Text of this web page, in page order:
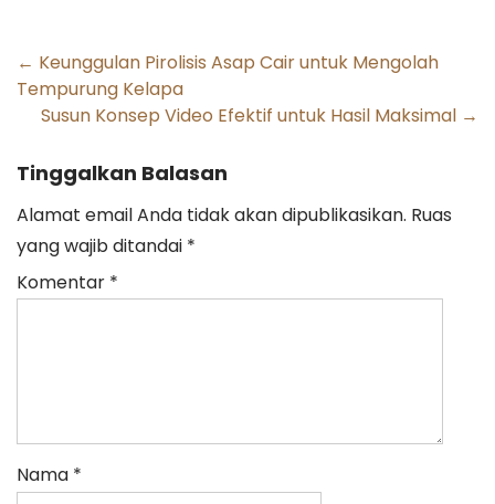
Post
navigation
← Keunggulan Pirolisis Asap Cair untuk Mengolah
Tempurung Kelapa
Susun Konsep Video Efektif untuk Hasil Maksimal →
Tinggalkan Balasan
Alamat email Anda tidak akan dipublikasikan. Ruas
yang wajib ditandai *
Komentar *
Nama *